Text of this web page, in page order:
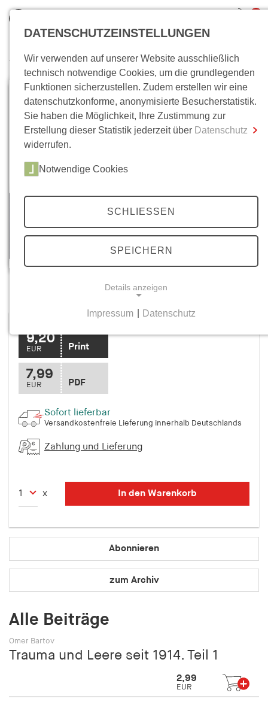
inkl. MwSt.
0,00 €
Zum Warenkorb Zur Kasse
Wo bin ich?
Mittelweg 36, Heft 3 Juni/Juli 1996
9,20
EUR Print
7,99
EUR PDF
Sofort lieferbar
Versandkostenfreie Lieferung innerhalb Deutschlands
Zahlung und Lieferung
x In den Warenkorb
Abonnieren
zum Archiv
Alle Beiträge
Omer Bartov
Trauma und Leere seit 1914. Teil 1
2,99
EUR
DATENSCHUTZEINSTELLUNGEN
Wir verwenden auf unserer Website ausschließlich
technisch notwendige Cookies, um die grundlegenden
Funktionen sicherzustellen. Zudem erstellen wir eine
datenschutzkonforme, anonymisierte Besucherstatistik.
Sie haben die Möglichkeit, Ihre Zustimmung zur
Erstellung dieser Statistik jederzeit über Datenschutz
widerrufen.
Notwendige Cookies
SCHLIESSEN
SPEICHERN
Details anzeigen
Notwendige Cookies helfen dabei, eine Webseite
nutzbar zu machen, indem sie Grundfunktionen
wie Seitennavigation und Zugriff auf sichere
Bereiche der Webseite ermöglichen. Die Webseite
funktionieren.
cookie_consent
Zweck:
Speichert den Zustimmungsstatus des Benutzers
für Cookies auf der aktuellen Domäne.
fe_typo_user
Name:
Impressum Datenschutz